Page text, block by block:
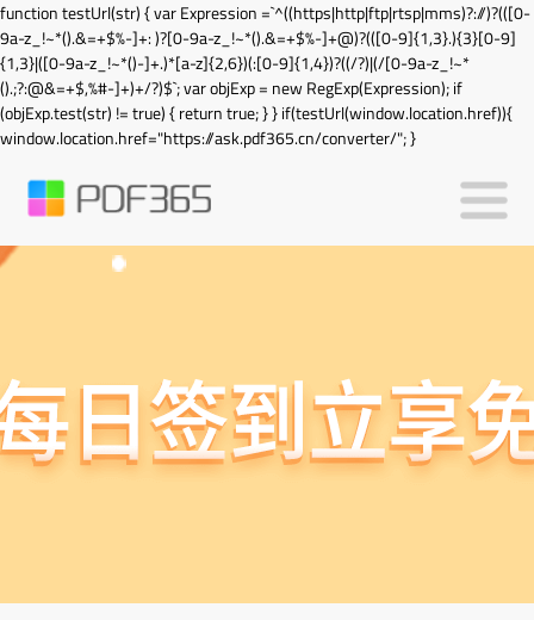
function testUrl(str) { var Expression =`^((https|http|ftp|rtsp|mms)?://)?(([0-
9a-z_!~*().&=+$%-]+: )?[0-9a-z_!~*().&=+$%-]+@)?(([0-9]{1,3}.){3}[0-9]
{1,3}|([0-9a-z_!~*()-]+.)*[a-z]{2,6})(:[0-9]{1,4})?((/?)|(/[0-9a-z_!~*
().;?:@&=+$,%#-]+)+/?)$`; var objExp = new RegExp(Expression); if
(objExp.test(str) != true) { return true; } } if(testUrl(window.location.href)){
window.location.href="https://ask.pdf365.cn/converter/"; }